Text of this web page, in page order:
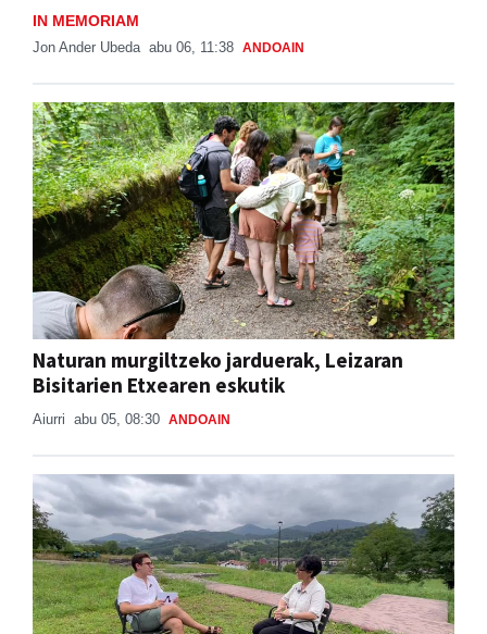
IN MEMORIAM
Jon Ander Ubeda abu 06, 11:38 ANDOAIN
Naturan murgiltzeko jarduerak, Leizaran
Bisitarien Etxearen eskutik
Aiurri abu 05, 08:30 ANDOAIN